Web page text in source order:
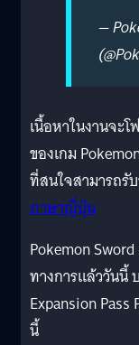
—
เนื้อหาในงานจะ
ของเกม
ที่สนใจสามารถรั
ภาษาญี่ปุ่น
Pokemon
ทางการแล้ววัน
Expansion
นี้